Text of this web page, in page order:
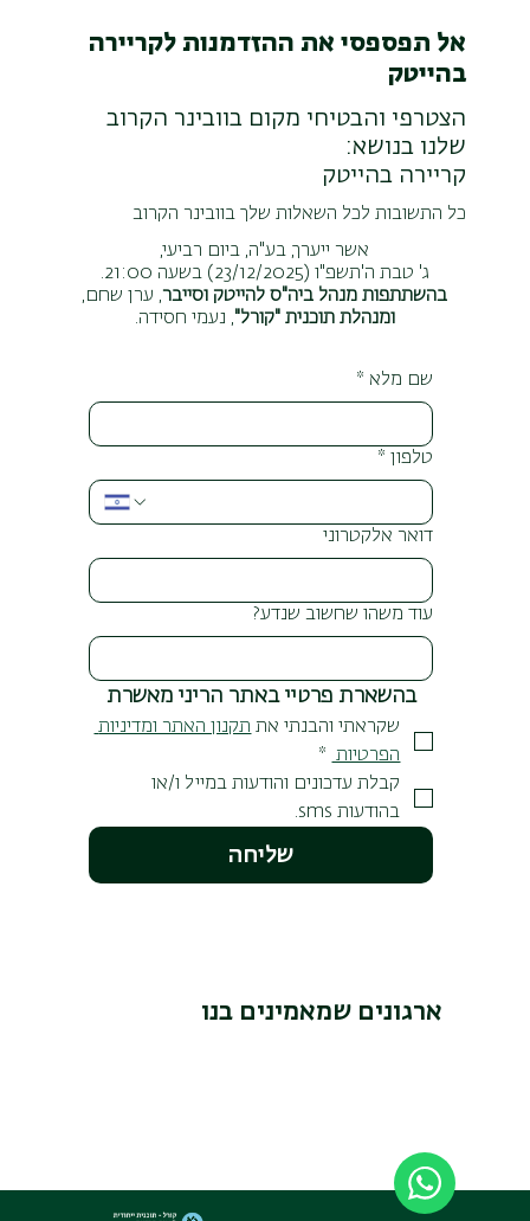
ארגונים שמאמינים בנו
אל תפספסי את ההזדמנות לקריירה
בהייטק
הצטרפי והבטיחי מקום בוובינר הקרוב
שלנו בנושא:
קריירה בהייטק
כל התשובות לכל השאלות שלך בוובינר הקרוב
אשר ייערך, בע"ה, ביום רביעי,
ג' טבת ה'תשפ"ו (23/12/2025) בשעה 21:00.
בהשתתפות מנהל ביה"ס להייטק וסייבר, ערן שחם,
ומנהלת תוכנית "קורל", נעמי חסידה.
שם מלא *
טלפון *
דואר אלקטרוני
עוד משהו שחשוב שנדע?
בהשארת פרטיי באתר הריני מאשרת
שקראתי והבנתי את
תקנון האתר ומדיניות
הפרטיות *
קבלת עדכונים והודעות במייל ו/או
בהודעות sms.
שליחה